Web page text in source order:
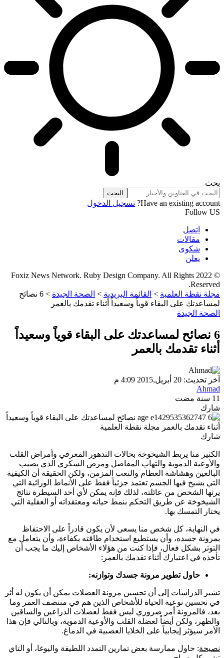
بحث
Have an existing account?
تسجيل الدخول
Follow US
اتصل
مقالات
شكوى
يعلن
© 2022 Foxiz News Network. Ruby Design Company. All Rights
Reserved.
مجلة نقطة العلمية > القائمة البريدية > الصحة الجيدة >
6 نصائح
لمساعدتك على البقاء قوياً وسعيداً أثناء تقدمك بالعمر
الصحة الجيدة
6 نصائح لمساعدتك على البقاء قوياً وسعيداً
أثناء تقدمك بالعمر
آخر تحديث: 20 أبريل,2015 4:09 م
Ahmad
11 سنة مضت
شارك
شارك
الكثير منا يربط الشيخوخة بحالات التدهور المعرفي وأمراض القلب
والأوعية الدموية والتهاب المفاصل ومرض السكري الذي يصيب
البالغين وهشاشة العظام والتعب المزمن، ولكن الحقيقة أن الكيفية
التي يشيخ فيها الجسم تعتمد جزئياً فقط على الأنماط الوراثية التي
يرثها الشخص من عائلته، لذلك فإنه يمكن لأي أحد السيطرة نتائج
الشيخوخة عن طريق التحكم بنمط حياته ومعتقداته أو العقلية التي
يختار التمسك بها.
في النهاية، كل شخص منا يسعى لأن يكون قادراً على الاحتفاظ
بمرونة جسده، وأن يستطيع استخدام طاقته بكفاءة، وأن يتعامل مع
التوتر بشكل فعال، فإذا كنت من هؤلاء الأشخاص إليك ما يجب أن
تأخذه في اعتبارك أثناء تقدمك بالعمر:
حاول تطوير مرونة جسدك وتوازنه:
تشير الدراسات إلى أن تحسين مرونة العضلات يمكن أن يكون له أثر
في تحسين نوعية الحياة للأشخاص الذين هم في منتصف العمر وما
بعد، فالمرونة أمر ضروري ليس فقط لعضلات الذراعين والساقين
والظهر، ولكن أيضاً لعضلة القلب والأوعية الدموية، وبالتالي فإن هذا
الأمر سيؤثر إيجابياً على الخلايا العصبية في الدماغ.
نصيحة: حاول ممارسة بعض تمارين التمدد اللطيفة واليوغا، أو التاي